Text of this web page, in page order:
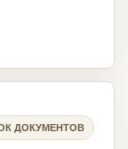
ДОКУМЕНТОВ